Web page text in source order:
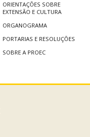
ORIENTAÇÕES SOBRE
EXTENSÃO E CULTURA
ORGANOGRAMA
PORTARIAS E RESOLUÇÕES
SOBRE A PROEC